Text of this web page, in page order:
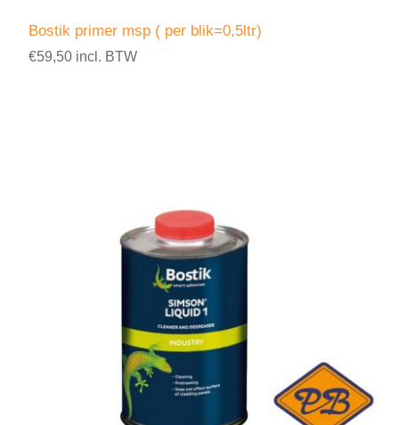
Bostik primer msp ( per blik=0,5ltr)
€59,50 incl. BTW